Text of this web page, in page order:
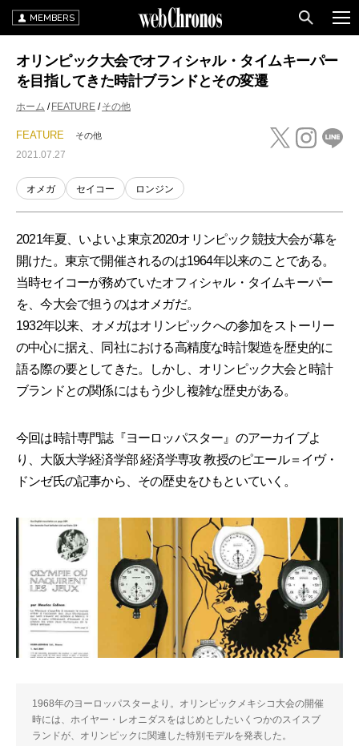
MEMBERS
オリンピック大会でオフィシャル・タイムキーパー
を目指してきた時計ブランドとその変遷
ホーム FEATURE その他
FEATURE その他
2021.07.27
オメガ セイコー ロンジン
2021年夏、いよいよ東京2020オリンピック競技大会が幕を
開けた。東京で開催されるのは1964年以来のことである。
当時セイコーが務めていたオフィシャル・タイムキーパー
を、今大会で担うのはオメガだ。
1932年以来、オメガはオリンピックへの参加をストーリー
の中心に据え、同社における高精度な時計製造を歴史的に
語る際の要としてきた。しかし、オリンピック大会と時計
ブランドとの関係にはもう少し複雑な歴史がある。
今回は時計専門誌『ヨーロッパスター』のアーカイブよ
り、大阪大学経済学部 経済学専攻 教授のピエール＝イヴ・
ドンゼ氏の記事から、その歴史をひもといていく。
1968年のヨーロッパスターより。オリンピックメキシコ大会の開催
時には、ホイヤー・レオニダスをはじめとしたいくつかのスイスブ
ランドが、オリンピックに関連した特別モデルを発表した。